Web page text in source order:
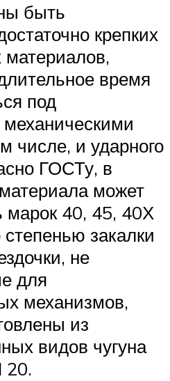
быть
крепких
материалов,
время
под
числе, и ударного
ГОСТу, в
материала может
марок 40, 45, 40Х
закалки
не
для
механизмов,
из
видов чугуна
20.